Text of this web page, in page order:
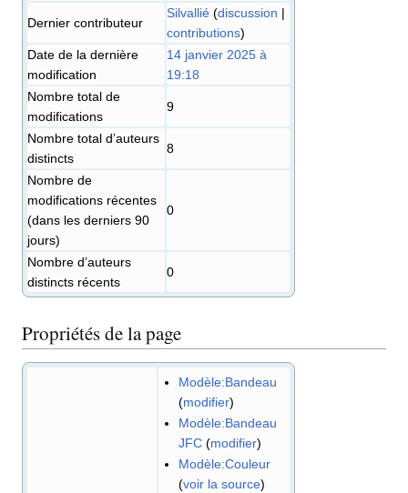
Dernier contributeur
Silvallié (discussion |
contributions)
Date de la dernière
modification
14 janvier 2025 à
19:18
Nombre total de
modifications
9
Nombre total d’auteurs
distincts
8
Nombre de
modifications récentes
(dans les derniers 90
jours)
0
Nombre d’auteurs
distincts récents
0
Propriétés de la page
Modèle:Bandeau
(modifier)
Modèle:Bandeau
JFC (modifier)
Modèle:Couleur
(voir la source)